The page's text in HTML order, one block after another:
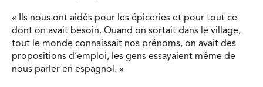
« Ils nous ont aidés pour les épiceries et pour tout ce
dont on avait besoin. Quand on sortait dans le village,
tout le monde connaissait nos prénoms, on avait des
propositions d’emploi, les gens essayaient même de
nous parler en espagnol. »